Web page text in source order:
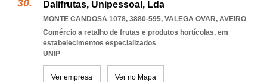
Dalifrutas, Unipessoal, Lda
MONTE CANDOSA 1078, 3880-595, VALEGA OVAR, AVEIRO
Comércio a retalho de frutas e produtos hortícolas, em
estabelecimentos especializados
UNIP
Ver empresa Ver no Mapa